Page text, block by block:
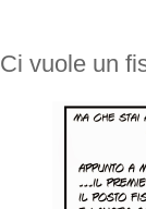
Ci vuole un